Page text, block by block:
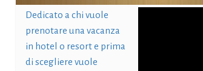
Dedicato a chi vuole
prenotare una vacanza
in hotel o resort e prima
di scegliere vuole